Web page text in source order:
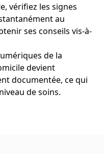
vérifiez les signes
au
ses conseils vis-à-
de la
devient
documentée, ce qui
de soins.